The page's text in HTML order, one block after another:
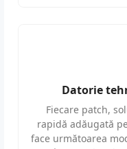
Datorie
Fiecare patch,
rapidă adăugată
face următoarea